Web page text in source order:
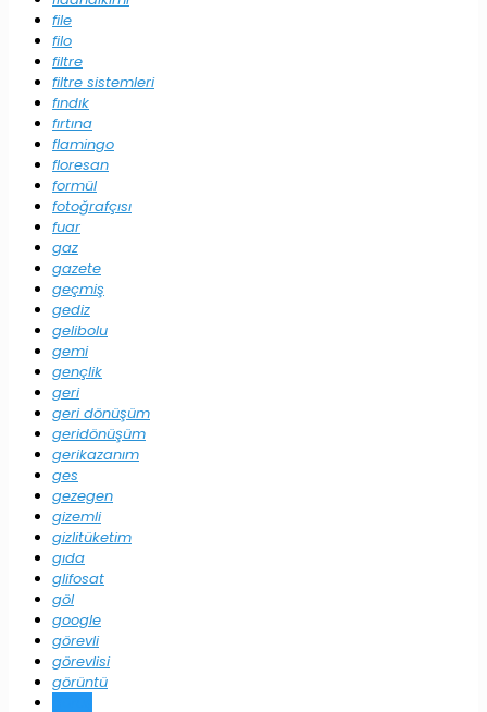
file
filo
filtre
filtre sistemleri
fındık
fırtına
flamingo
floresan
formül
fotoğrafçısı
fuar
gaz
gazete
geçmiş
gediz
gelibolu
gemi
gençlik
geri
geri dönüşüm
geridönüşüm
gerikazanım
ges
gezegen
gizemli
gizlitüketim
gıda
glifosat
göl
google
görevli
görevlisi
görüntü